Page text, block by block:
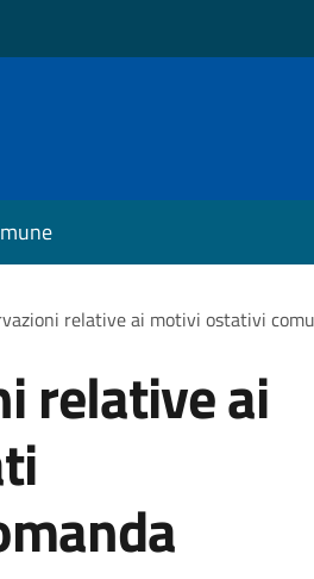
relative ai motivi ostativi
relative ai